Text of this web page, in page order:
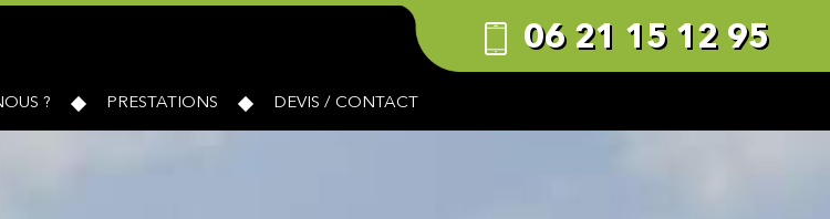
06 21 15 12 95
? PRESTATIONS DEVIS / CONTACT